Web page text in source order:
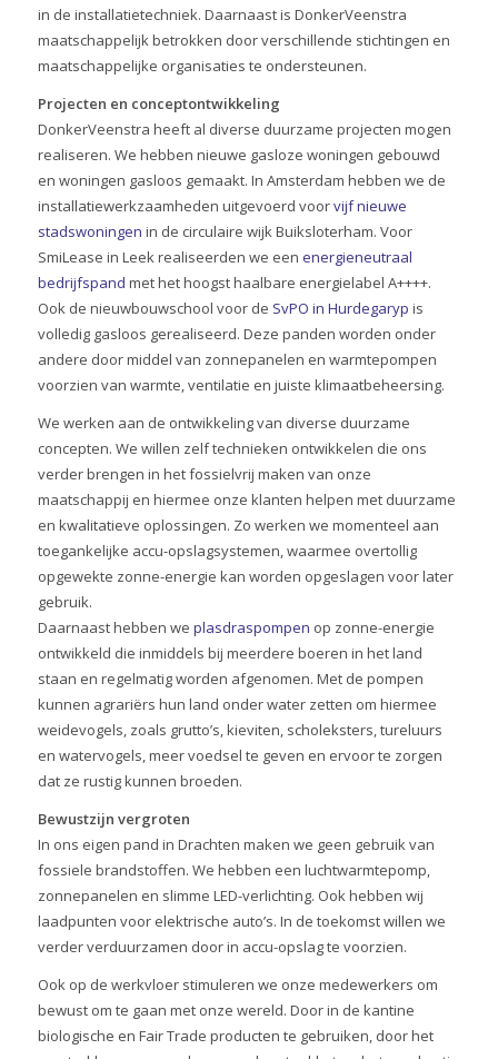
in de installatietechniek. Daarnaast is DonkerVeenstra
maatschappelijk betrokken door verschillende stichtingen en
maatschappelijke organisaties te ondersteunen.
Projecten en conceptontwikkeling
DonkerVeenstra heeft al diverse duurzame projecten mogen
realiseren. We hebben nieuwe gasloze woningen gebouwd
en woningen gasloos gemaakt. In Amsterdam hebben we de
installatiewerkzaamheden uitgevoerd voorvijf nieuwe
stadswoningen in de circulaire wijk Buiksloterham. Voor
SmiLease in Leek realiseerden we een energieneutraal
bedrijfspand met het hoogst haalbare energielabel A++++.
Ook de nieuwbouwschool voor de SvPO in Hurdegaryp is
volledig gasloos gerealiseerd. Deze panden worden onder
andere door middel van zonnepanelen en warmtepompen
voorzien van warmte, ventilatie en juiste klimaatbeheersing.
We werken aan de ontwikkeling van diverse duurzame
concepten. We willen zelf technieken ontwikkelen die ons
verder brengen in het fossielvrij maken van onze
maatschappij en hiermee onze klanten helpen met duurzame
en kwalitatieve oplossingen. Zo werken we momenteel aan
toegankelijke accu-opslagsystemen, waarmee overtollig
opgewekte zonne-energie kan worden opgeslagen voor later
gebruik.
Daarnaast hebben we plasdraspompen op zonne-energie
ontwikkeld die inmiddels bij meerdere boeren in het land
staan en regelmatig worden afgenomen. Met de pompen
kunnen agrariërs hun land onder water zetten om hiermee
weidevogels, zoals grutto’s, kieviten, scholeksters, tureluurs
en watervogels, meer voedsel te geven en ervoor te zorgen
dat ze rustig kunnen broeden.
Bewustzijn vergroten
In ons eigen pand in Drachten maken we geen gebruik van
fossiele brandstoffen. We hebben een luchtwarmtepomp,
zonnepanelen en slimme LED-verlichting. Ook hebben wij
laadpunten voor elektrische auto’s. In de toekomst willen we
verder verduurzamen door in accu-opslag te voorzien.
Ook op de werkvloer stimuleren we onze medewerkers om
bewust om te gaan met onze wereld. Door in de kantine
biologische en Fair Trade producten te gebruiken, door het